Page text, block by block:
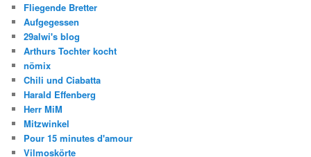
Fliegende Bretter
Aufgegessen
29alwi's blog
Arthurs Tochter kocht
nömix
Chili und Ciabatta
Harald Effenberg
Herr MiM
Mitzwinkel
Pour 15 minutes d'amour
Vilmoskörte